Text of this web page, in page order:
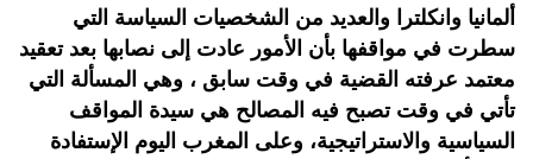
ألمانيا وانكلترا والعديد من الشخصيات السياسة التي
سطرت في مواقفها بأن الأمور عادت إلى نصابها بعد تعقيد
معتمد عرفته القضية في وقت سابق ، وهي المسألة التي
تأتي في وقت تصبح فيه المصالح هي سيدة المواقف
السياسية والاستراتيجية، وعلى المغرب اليوم الإستفادة